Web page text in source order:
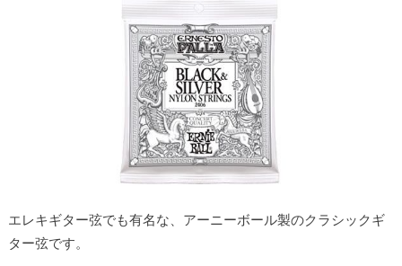
エレキギター弦でも有名な、アーニーボール製のクラシックギ
ター弦です。